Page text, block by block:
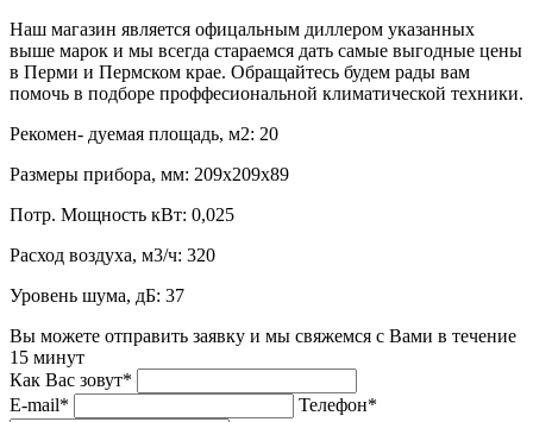
Наш магазин является офицальным диллером указанных
выше марок и мы всегда стараемся дать самые выгодные цены
в Перми и Пермском крае. Обращайтесь будем рады вам
помочь в подборе проффесиональной климатической техники.
Рекомен- дуемая площадь, м2: 20
Размеры прибора, мм: 209x209x89
Потр. Мощность кВт: 0,025
Расход воздуха, м3/ч: 320
Уровень шума, дБ: 37
Вы можете отправить заявку и мы свяжемся с Вами в течение
15 минут
Как Вас зовут*
E-mail*
Телефон*